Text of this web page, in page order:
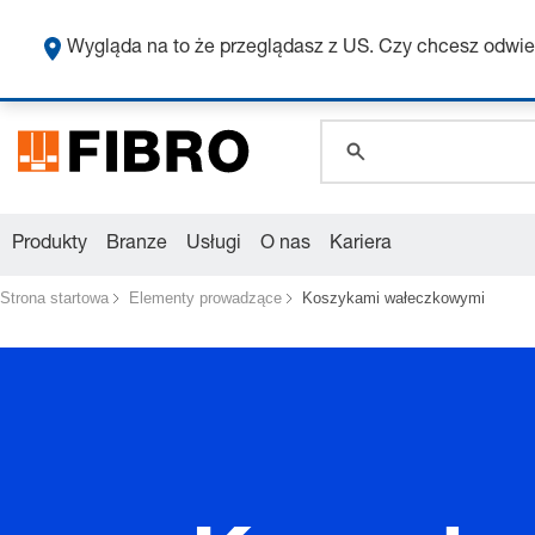
Produkty Branze Usługi O nas Kariera
Strona startowa Elementy prowadzące Koszykami wałeczkowymi
Wygląda na to że przeglądasz z US. Czy chcesz